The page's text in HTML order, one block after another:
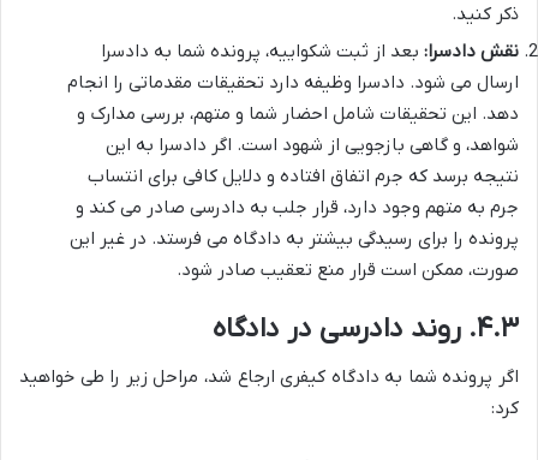
ذکر کنید.
نقش دادسرا: بعد از ثبت شکواییه، پرونده شما به دادسرا
ارسال می شود. دادسرا وظیفه دارد تحقیقات مقدماتی را انجام
دهد. این تحقیقات شامل احضار شما و متهم، بررسی مدارک و
شواهد، و گاهی بازجویی از شهود است. اگر دادسرا به این
نتیجه برسد که جرم اتفاق افتاده و دلایل کافی برای انتساب
جرم به متهم وجود دارد، قرار جلب به دادرسی صادر می کند و
پرونده را برای رسیدگی بیشتر به دادگاه می فرستد. در غیر این
صورت، ممکن است قرار منع تعقیب صادر شود.
۴.۳. روند دادرسی در دادگاه
اگر پرونده شما به دادگاه کیفری ارجاع شد، مراحل زیر را طی خواهید
کرد: